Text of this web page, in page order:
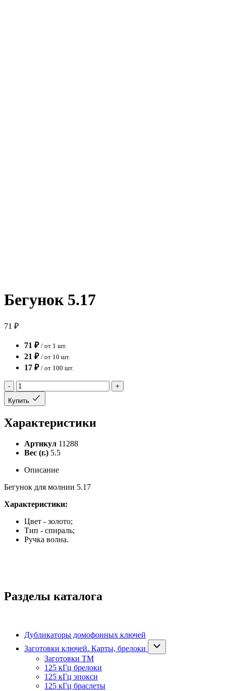
Бегунок 5.17
71 ₽
71 ₽ / от 1 шт.
21 ₽ / от 10 шт.
17 ₽ / от 100 шт.
-
+
Купить
Характеристики
Артикул 11288
Вес (г.) 5.5
Описание
Бегунок для молнии 5.17
Характеристики:
Цвет - золото;
Тип - спираль;
Ручка волна.
Разделы каталога
Дубликаторы домофонных ключей
Заготовки ключей. Карты, брелоки
Заготовки ТМ
125 кГц брелоки
125 кГц эпокси
125 кГц браслеты